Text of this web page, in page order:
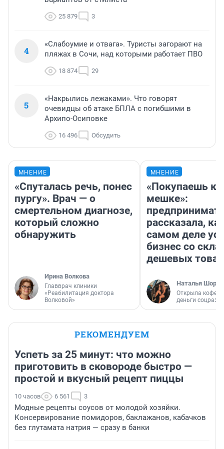
25 879 3
4
«Слабоумие и отвага». Туристы загорают на
пляжах в Сочи, над которыми работает ПВО
18 874 29
5
«Накрылись лежаками». Что говорят
очевидцы об атаке БПЛА с погибшими в
Архипо-Осиповке
16 496 Обсудить
МНЕНИЕ
«Спуталась речь, понес
пургу». Врач — о
смертельном диагнозе,
который сложно
обнаружить
Ирина Волкова
Главврач клиники
«Реабилитация доктора
Волковой»
МНЕНИЕ
«Покупаешь
мешке»:
рассказала,
самом деле
бизнес со
дешевых
Наталья
Открыла
деньги
РЕКОМЕНДУЕМ
Успеть за 25 минут: что можно
приготовить в сковороде быстро —
простой и вкусный рецепт пиццы
10 часов 6 561 3
Модные рецепты соусов от молодой хозяйки.
Консервирование помидоров, баклажанов, кабачков
без глутамата натрия — сразу в банки